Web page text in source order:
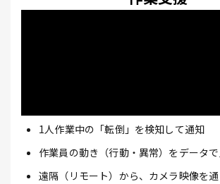
1人作業中の「転倒」を検知して通知
作業員の動き（行動・異常）をデータ
遠隔（リモート）から、カメラ映像を